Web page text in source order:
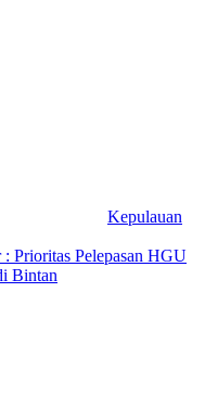
Kepulauan
Prioritas Pelepasan HGU
Bintan